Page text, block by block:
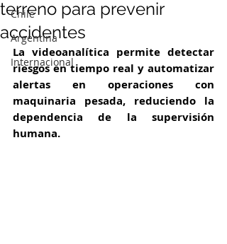
Chile
Argentina
Internacional
terreno para prevenir
accidentes
La videoanalítica permite detectar
riesgos en tiempo real y automatizar
alertas en operaciones con
maquinaria pesada, reduciendo la
dependencia de la supervisión
humana.